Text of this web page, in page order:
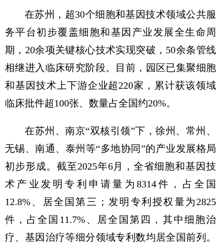
在苏州，超30个细胞和基因技术领域公共服
务平台初步覆盖细胞和基因产业发展全生命周
期，20余项关键核心技术实现突破，50余条管线
相继进入临床研究阶段。目前，园区已集聚细胞
和基因技术上下游企业超220家，累计获该领域
临床批件超100张、数量占全国约20%。
在苏州、南京“双核引领”下，徐州、常州、
无锡、南通、泰州等“多地协同”的产业发展格局
初步形成。截至2025年6月，全省细胞和基因技
术产业发明专利申请量为8314件，占全国
12.8%、居全国第三；发明专利授权量为2825
件，占全国11.7%、居全国第四，其中细胞治
疗、基因治疗等细分领域专利数均居全国前列。